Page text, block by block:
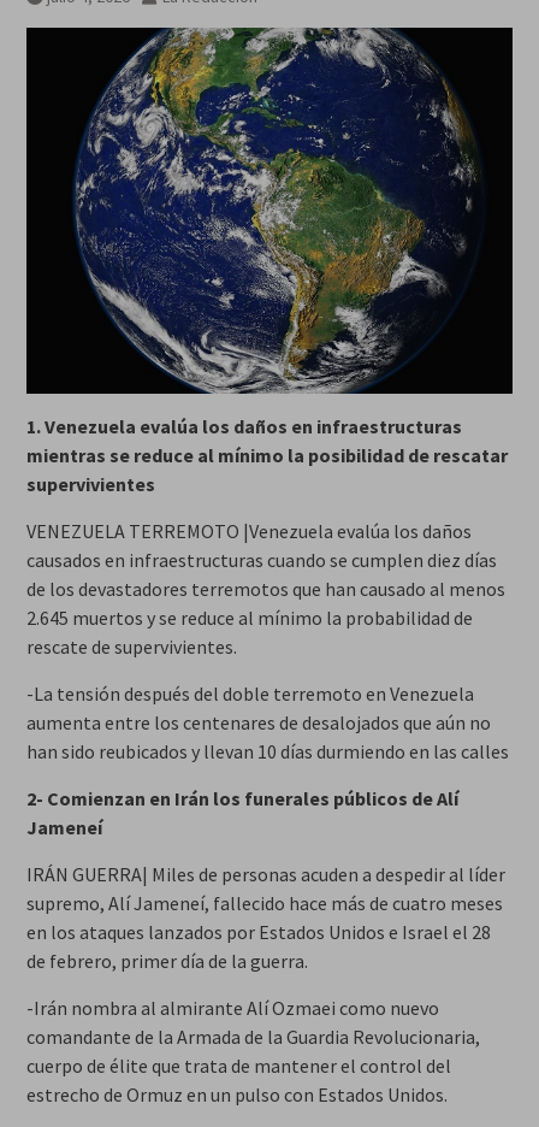
1. Venezuela evalúa los daños en infraestructuras
mientras se reduce al mínimo la posibilidad de rescatar
supervivientes
VENEZUELA TERREMOTO |Venezuela evalúa los daños
causados en infraestructuras cuando se cumplen diez días
de los devastadores terremotos que han causado al menos
2.645 muertos y se reduce al mínimo la probabilidad de
rescate de supervivientes.
-La tensión después del doble terremoto en Venezuela
aumenta entre los centenares de desalojados que aún no
han sido reubicados y llevan 10 días durmiendo en las calles
2- Comienzan en Irán los funerales públicos de Alí
Jameneí
IRÁN GUERRA| Miles de personas acuden a despedir al líder
supremo, Alí Jameneí, fallecido hace más de cuatro meses
en los ataques lanzados por Estados Unidos e Israel el 28
de febrero, primer día de la guerra.
-Irán nombra al almirante Alí Ozmaei como nuevo
comandante de la Armada de la Guardia Revolucionaria,
cuerpo de élite que trata de mantener el control del
estrecho de Ormuz en un pulso con Estados Unidos.